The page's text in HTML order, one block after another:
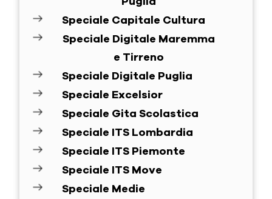
Speciale Capitale Cultura
Speciale Digitale Maremma
e Tirreno
Speciale Digitale Puglia
Speciale Excelsior
Speciale Gita Scolastica
Speciale ITS Lombardia
Speciale ITS Piemonte
Speciale ITS Move
Speciale Medie